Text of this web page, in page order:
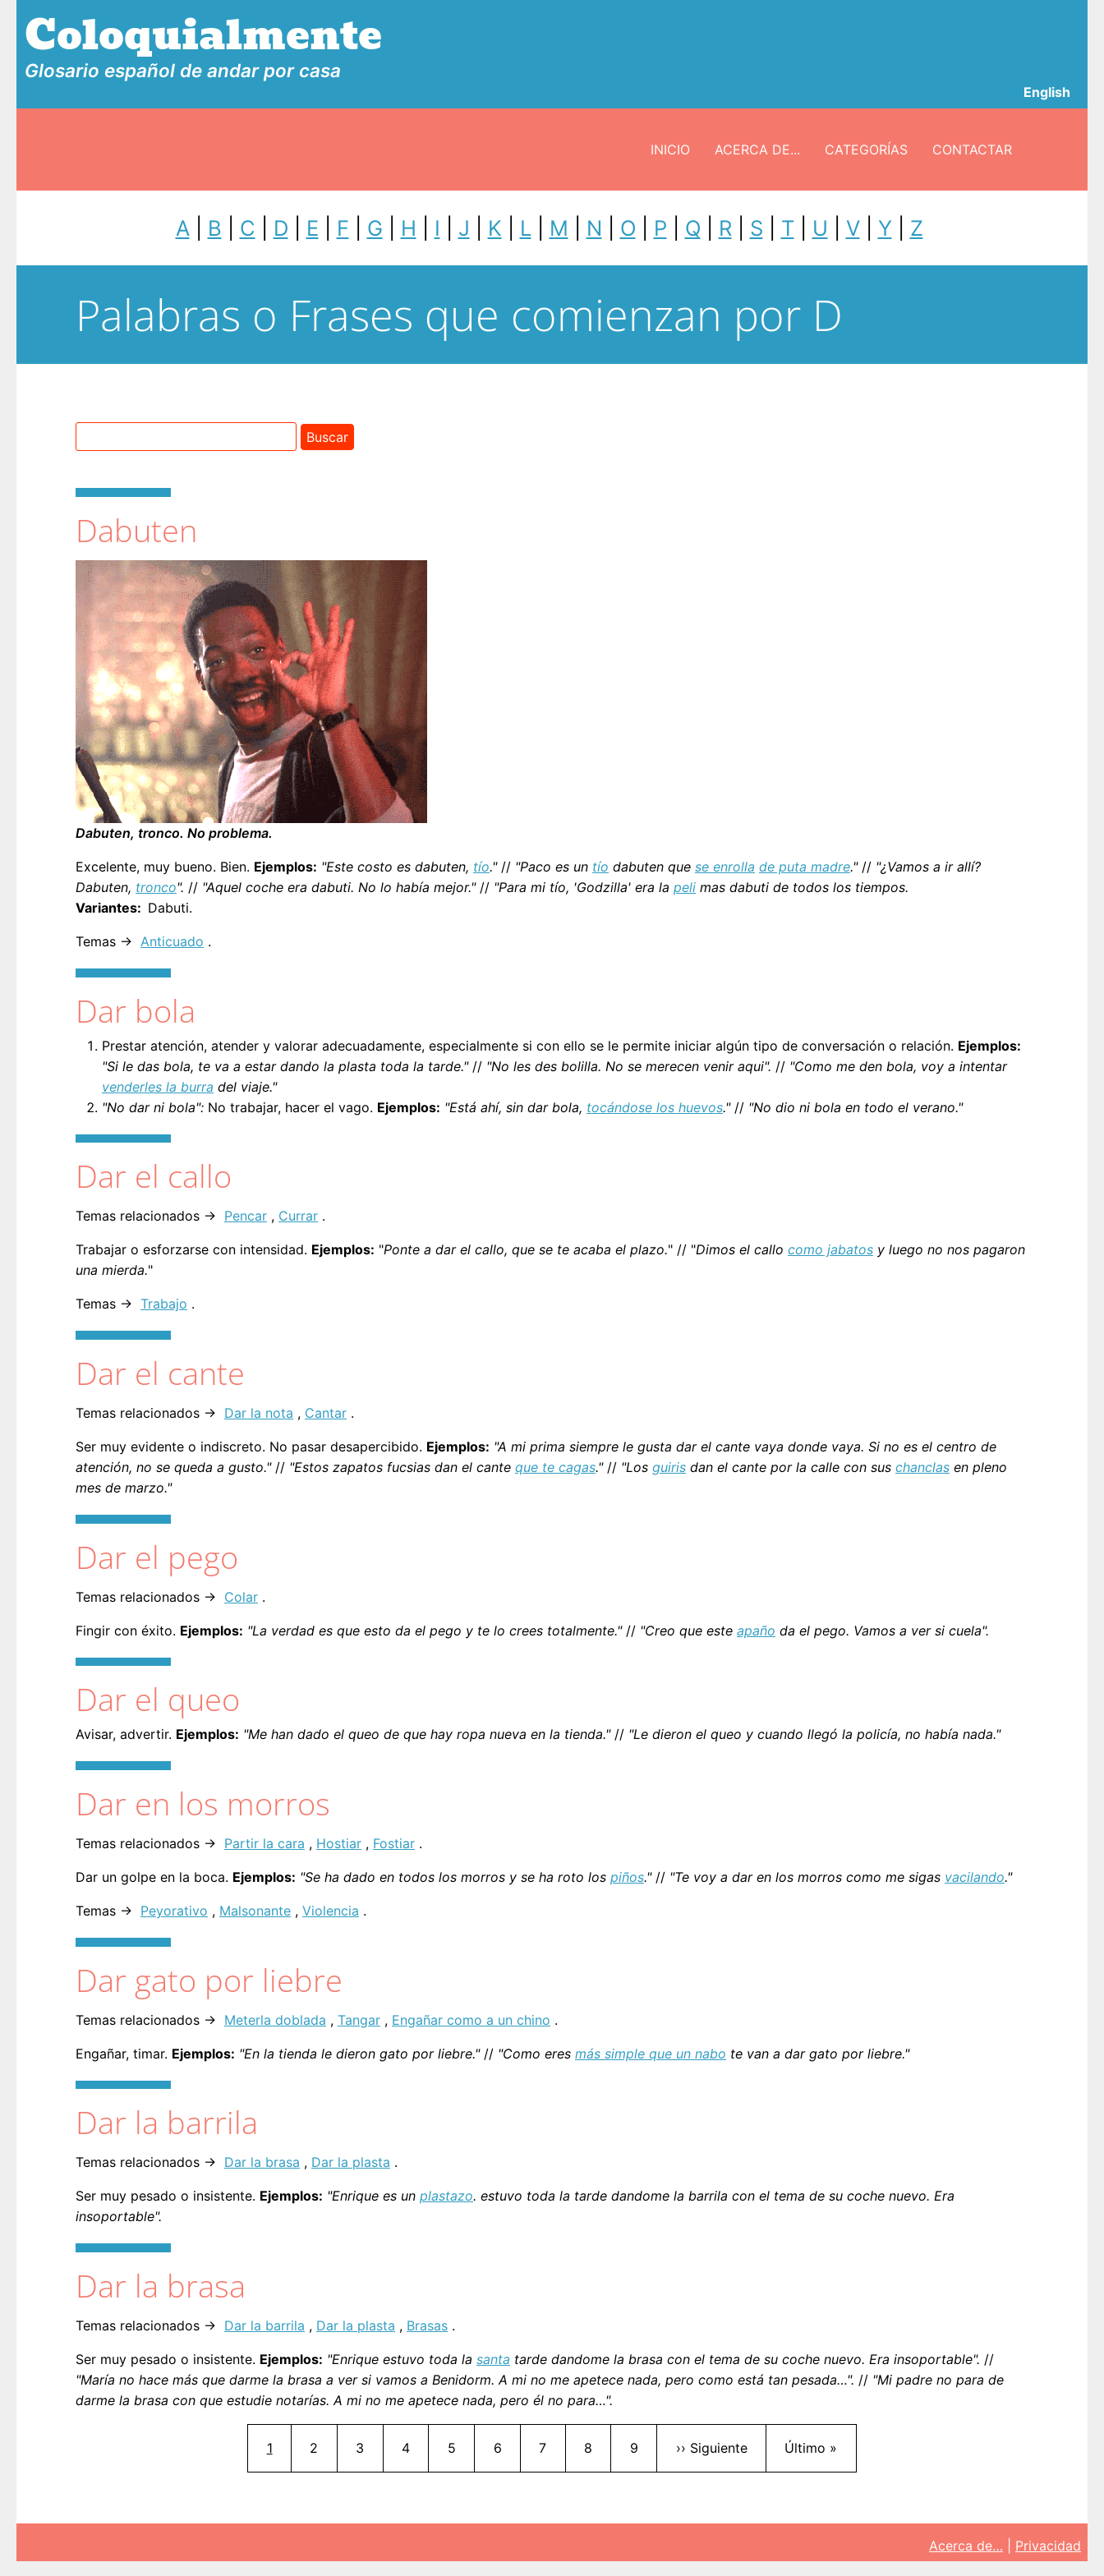
Coloquialmente
Glosario español de andar por casa
English
INICIO ACERCA DE... CATEGORÍAS CONTACTAR
A B C D E F G H I J K L| M N O P Q R S T| U V| Y Z
Palabras o Frases que comienzan por D
Dabuten
Dabuten, tronco. No problema.
Excelente, muy bueno. Bien. Ejemplos: "Este costo es dabuten, tío."// "Paco es un tío dabuten que se enrolla de puta madre."// "¿Vamos a ir allí?
Dabuten, tronco". // "Aquel coche era dabuti. No lo había mejor."// "Para mi tío, 'Godzilla' era la peli mas dabuti de todos los tiempos.
Variantes
Dabuti.
Temas → Anticuado .
Dar bola
Prestar atención, atender y valorar adecuadamente, especialmente si con ello se le permite iniciar algún tipo de conversación o relación. Ejemplos:
"Si le das bola, te va a estar dando la plasta toda la tarde."// "No les des bolilla. No se merecen venir aqui". // "Como me den bola, voy a intentar
venderles la burra del viaje."
"No dar ni bola": No trabajar, hacer el vago. Ejemplos: "Está ahí, sin dar bola, tocándose los huevos."// "No dio ni bola en todo el verano."
Dar el callo
Temas relacionados → Pencar , Currar .
Trabajar o esforzarse con intensidad. Ejemplos: "Ponte a dar el callo, que se te acaba el plazo." // "Dimos el callo como jabatos y luego no nos pagaron
una mierda."
Temas → Trabajo .
Dar el cante
Temas relacionados → Dar la nota , Cantar .
Ser muy evidente o indiscreto. No pasar desapercibido. Ejemplos: "A mi prima siempre le gusta dar el cante vaya donde vaya. Si no es el centro de
atención, no se queda a gusto."// "Estos zapatos fucsias dan el cante que te cagas."// "Los guiris dan el cante por la calle con sus chanclas en pleno
mes de marzo."
Dar el pego
Temas relacionados → Colar .
Fingir con éxito. Ejemplos: "La verdad es que esto da el pego y te lo crees totalmente."// "Creo que este apaño da el pego. Vamos a ver si cuela".
Dar el queo
Avisar, advertir. Ejemplos: "Me han dado el queo de que hay ropa nueva en la tienda."// "Le dieron el queo y cuando llegó la policía, no había nada."
Dar en los morros
Temas relacionados → Partir la cara , Hostiar , Fostiar .
Dar un golpe en la boca. Ejemplos: "Se ha dado en todos los morros y se ha roto los piños."// "Te voy a dar en los morros como me sigas vacilando."
Temas → Peyorativo , Malsonante , Violencia .
Dar gato por liebre
Temas relacionados → Meterla doblada , Tangar , Engañar como a un chino .
Engañar, timar. Ejemplos: "En la tienda le dieron gato por liebre."// "Como eres más simple que un nabo te van a dar gato por liebre."
Dar la barrila
Temas relacionados → Dar la brasa , Dar la plasta .
Ser muy pesado o insistente. Ejemplos: "Enrique es un plastazo. estuvo toda la tarde dandome la barrila con el tema de su coche nuevo. Era
insoportable".
Dar la brasa
Temas relacionados → Dar la barrila , Dar la plasta , Brasas .
Ser muy pesado o insistente. Ejemplos: "Enrique estuvo toda la santa tarde dandome la brasa con el tema de su coche nuevo. Era insoportable". //
"María no hace más que darme la brasa a ver si vamos a Benidorm. A mi no me apetece nada, pero como está tan pesada…". // "Mi padre no para de
darme la brasa con que estudie notarías. A mi no me apetece nada, pero él no para…".
Paginación
Página actual
1 Página
2 Página
3 Página
4 Página
5 Página
6 Página
7 Página
8 Página
9 Siguiente página
›› Siguiente Última página
Último »
Acerca de… Privacidad